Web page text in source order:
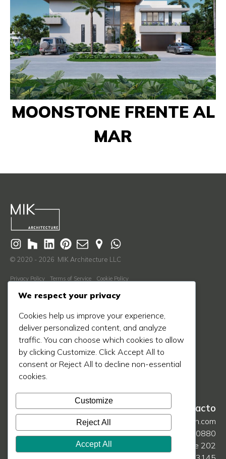
MOONSTONE FRENTE AL
MAR
© 2020 - 2026 MIK Architecture LLC
Privacy Policy Terms of Service Cookie Policy
Descubre Más
Proceso
Blog
Proyectos
Prensa
Contacto
hello@mikarch.com
786 708 0880
1385 Coral Way Ste 202
We respect your privacy
Cookies help us improve your experience,
deliver personalized content, and analyze
traffic. You can choose which cookies to allow
by clicking Customize. Click Accept All to
consent or Reject All to decline non-essential
cookies.
Customize
Reject All
Accept All